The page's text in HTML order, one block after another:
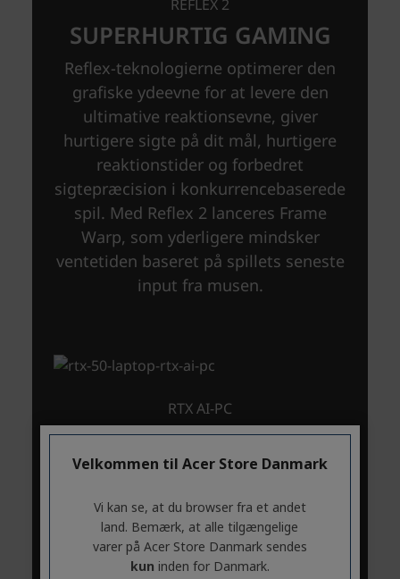
Velkommen til Acer Store Danmark
Vi kan se, at du browser fra et andet
land. Bemærk, at alle tilgængelige
varer på Acer Store Danmark sendes
kun inden for Danmark.